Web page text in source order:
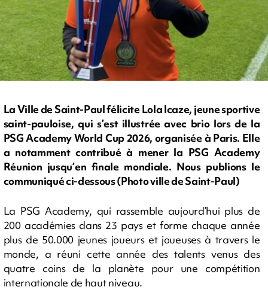
La Ville de Saint-Paul félicite Lola Icaze, jeune sportive
saint-pauloise, qui s’est illustrée avec brio lors de la
PSG Academy World Cup 2026, organisée à Paris. Elle
a notamment contribué à mener la PSG Academy
Réunion jusqu’en finale mondiale. Nous publions le
communiqué ci-dessous (Photo ville de Saint-Paul)
La PSG Academy, qui rassemble aujourd’hui plus de
200 académies dans 23 pays et forme chaque année
plus de 50.000 jeunes joueurs et joueuses à travers le
monde, a réuni cette année des talents venus des
quatre coins de la planète pour une compétition
internationale de haut niveau.